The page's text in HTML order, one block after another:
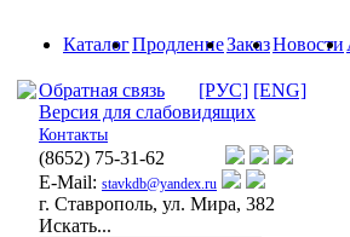
КаталогПродлениеЗаказНовости
Обратная связь [РУС] [ENG]
Версия для слабовидящих
Контакты
(8652) 75-31-62
E-Mail: stavkdb@yandex.ru
г. Ставрополь, ул. Мира, 382
Искать...